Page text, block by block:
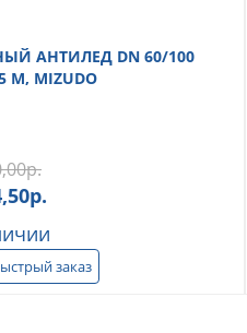
АНТИЛЕД DN 60/100
М, MIZUDO
р.
р.
заказ